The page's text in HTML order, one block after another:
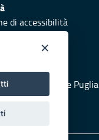
di accessibilità
Protezione Civile Puglia
×